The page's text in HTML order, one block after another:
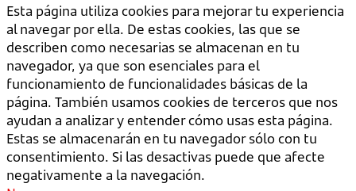
Esta página utiliza cookies para mejorar tu experiencia
al navegar por ella. De estas cookies, las que se
describen como necesarias se almacenan en tu
navegador, ya que son esenciales para el
funcionamiento de funcionalidades básicas de la
página. También usamos cookies de terceros que nos
ayudan a analizar y entender cómo usas esta página.
Estas se almacenarán en tu navegador sólo con tu
consentimiento. Si las desactivas puede que afecte
negativamente a la navegación.